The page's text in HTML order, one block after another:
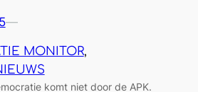
—
MONITOR
komt niet door de APK.